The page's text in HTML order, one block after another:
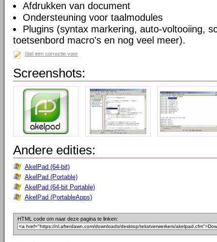
Afdrukken van document
Ondersteuning voor taalmodules
Plugins (syntax markering, auto-voltooiing,
toetsenbord macro's en nog veel meer).
Stel een correctie voor
Screenshots:
Andere edities:
AkelPad (64-bit)
AkelPad (Portable)
AkelPad (64-bit Portable)
AkelPad (PortableApps)
HTML code om naar deze pagina te linken: